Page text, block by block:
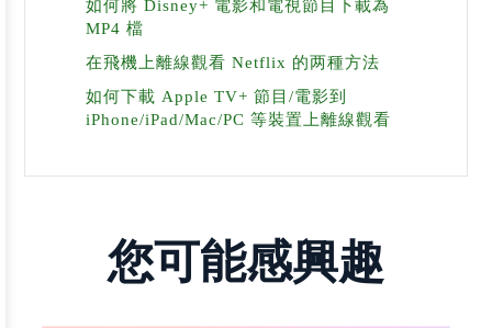
如何將 Disney+ 電影和電視節目下載為
MP4 檔
在飛機上離線觀看 Netflix 的两種方法
如何下載 Apple TV+ 節目/電影到
iPhone/iPad/Mac/PC 等裝置上離線觀看
您可能感興趣